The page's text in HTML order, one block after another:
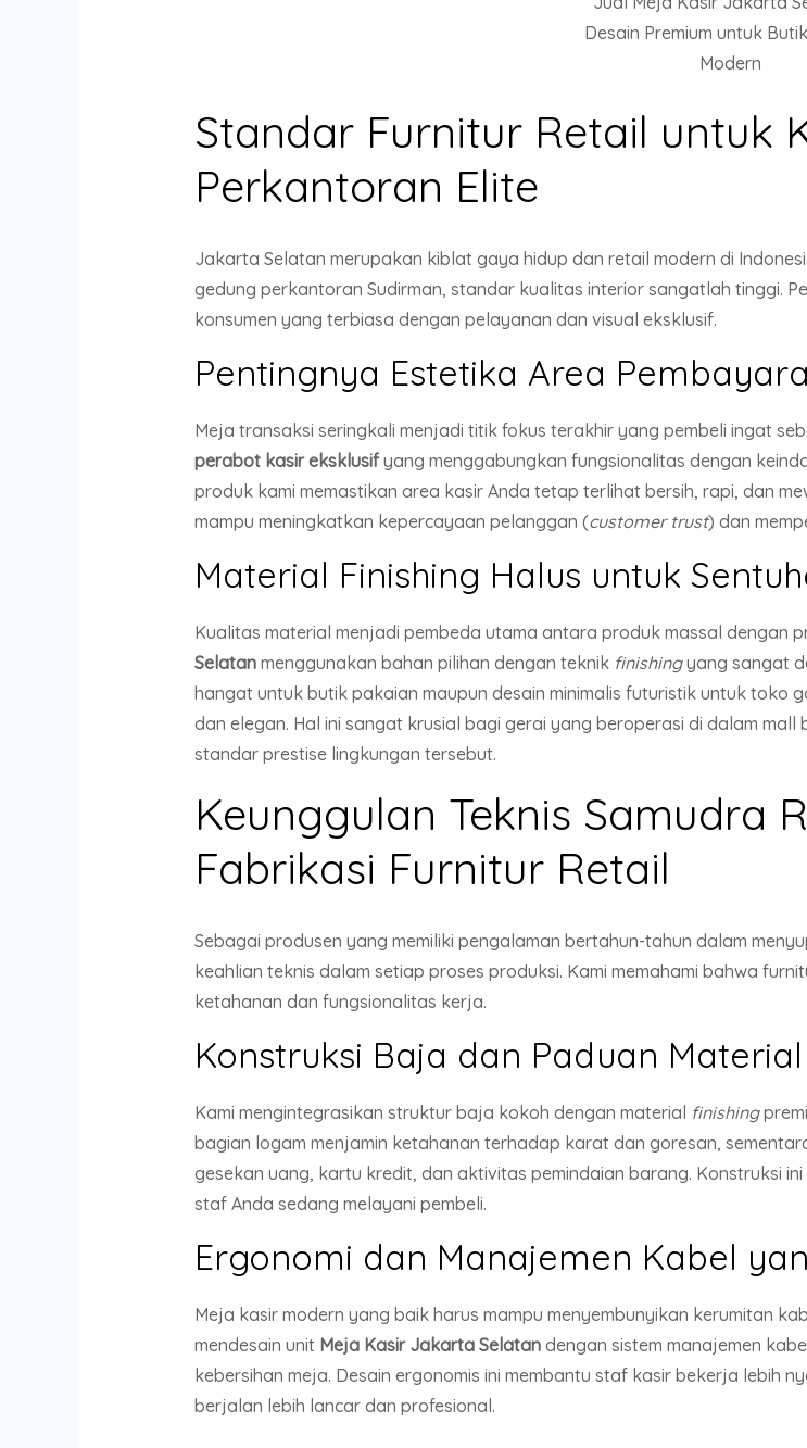
Desain Premium untuk
Modern
Standar Furnitur Retail untuk
Perkantoran Elite
Jakarta Selatan merupakan kiblat gaya hidup dan retail modern di
gedung perkantoran Sudirman, standar kualitas interior sangatlah tinggi.
konsumen yang terbiasa dengan pelayanan dan visual eksklusif.
Pentingnya Estetika Area
Meja transaksi seringkali menjadi titik fokus terakhir yang pembeli ingat
perabot kasir eksklusifyang menggabungkan fungsionalitas dengan
produk kami memastikan area kasir Anda tetap terlihat bersih, rapi, dan
mampu meningkatkan kepercayaan pelanggan (customer trust) dan
Material Finishing Halus untuk
Kualitas material menjadi pembeda utama antara produk massal dengan
Selatanmenggunakan bahan pilihan dengan teknik finishingyang sangat
hangat untuk butik pakaian maupun desain minimalis futuristik untuk toko
dan elegan. Hal ini sangat krusial bagi gerai yang beroperasi di dalam
standar prestise lingkungan tersebut.
Keunggulan Teknis Samudra
Fabrikasi Furnitur Retail
Sebagai produsen yang memiliki pengalaman bertahun-tahun dalam
keahlian teknis dalam setiap proses produksi. Kami memahami bahwa
ketahanan dan fungsionalitas kerja.
Konstruksi Baja dan Paduan
Kami mengintegrasikan struktur baja kokoh dengan material finishing
bagian logam menjamin ketahanan terhadap karat dan goresan,
gesekan uang, kartu kredit, dan aktivitas pemindaian barang. Konstruksi
staf Anda sedang melayani pembeli.
Ergonomi dan Manajemen Kabel
Meja kasir modern yang baik harus mampu menyembunyikan kerumitan
mendesain unit Meja Kasir Jakarta Selatandengan sistem manajemen
kebersihan meja. Desain ergonomis ini membantu staf kasir bekerja lebih
berjalan lebih lancar dan profesional.